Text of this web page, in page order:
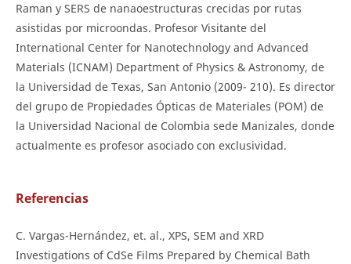
Raman y SERS de nanaoestructuras crecidas por rutas
asistidas por microondas. Profesor Visitante del
International Center for Nanotechnology and Advanced
Materials (ICNAM) Department of Physics & Astronomy, de
la Universidad de Texas, San Antonio (2009- 210). Es director
del grupo de Propiedades Ópticas de Materiales (POM) de
la Universidad Nacional de Colombia sede Manizales, donde
actualmente es profesor asociado con exclusividad.
Referencias
C. Vargas-Hernández, et. al., XPS, SEM and XRD
Investigations of CdSe Films Prepared by Chemical Bath